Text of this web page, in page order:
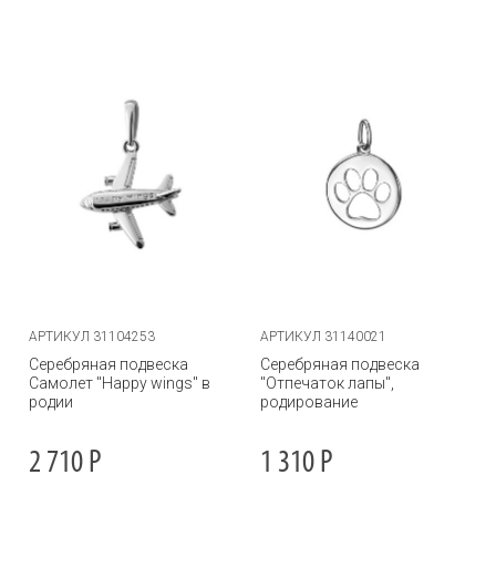
АРТИКУЛ 31104253
Серебряная подвеска
Самолет "Happy wings" в
родии
2 710 Р
АРТИКУЛ 31140021
Серебряная подвеска
"Отпечаток лапы",
родирование
1 310 Р